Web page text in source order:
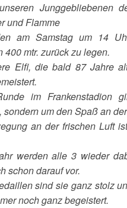
Junggebliebenen
und Flamme
am Samstag um 14
400 mtr. zurück zu legen.
Elfi, die bald 87 Jahre
im Frankenstadion
sondern um den Spaß an
an der frischen Luft
werden alle 3 wieder
schon darauf vor.
sind sie ganz stolz
noch ganz begeistert.